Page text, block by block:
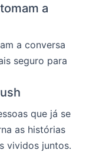
a
a conversa
seguro para
que já se
as histórias
vividos juntos.